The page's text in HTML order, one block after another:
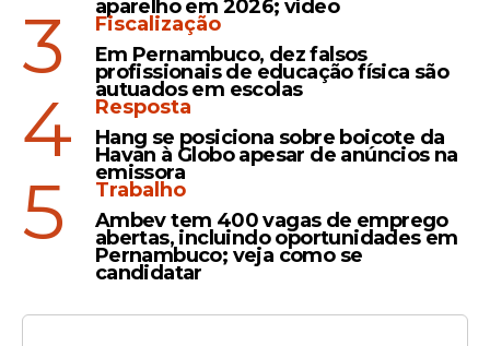
educação demonstra o compromisso do
Governo do Estado com a valorização da
categoria e o respeito ao que determina a
Lei de Responsabilidade Fiscal. Toda a
negociação foi conduzida com diálogo
aberto e transparente", afirmou a secretária
de Administração, Ana Maraíza.
Leia Também
aparelho em 2026; vídeo
3
Fiscalização
Em Pernambuco, dez falsos
profissionais de educação física são
autuados em escolas
4
Resposta
Hang se posiciona sobre boicote da
Havan à Globo apesar de anúncios na
emissora
5
Trabalho
Ambev tem 400 vagas de emprego
abertas, incluindo oportunidades em
Pernambuco; veja como se
candidatar